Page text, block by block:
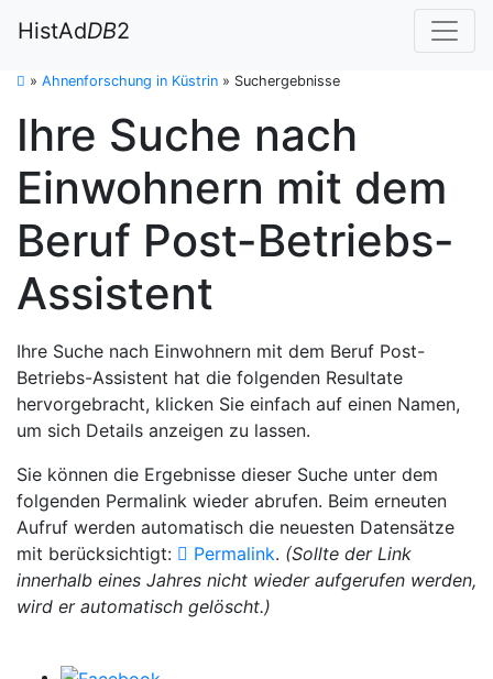
HistAdDB2
» Ahnenforschung in Küstrin » Suchergebnisse
Ihre Suche nach
Einwohnern mit dem
Beruf Post-Betriebs-
Assistent
Ihre Suche nach Einwohnern mit dem Beruf Post-
Betriebs-Assistent hat die folgenden Resultate
hervorgebracht, klicken Sie einfach auf einen Namen,
um sich Details anzeigen zu lassen.
Sie können die Ergebnisse dieser Suche unter dem
folgenden Permalink wieder abrufen. Beim erneuten
Aufruf werden automatisch die neuesten Datensätze
mit berücksichtigt:
Permalink. (Sollte der Link
innerhalb eines Jahres nicht wieder aufgerufen werden,
wird er automatisch gelöscht.)